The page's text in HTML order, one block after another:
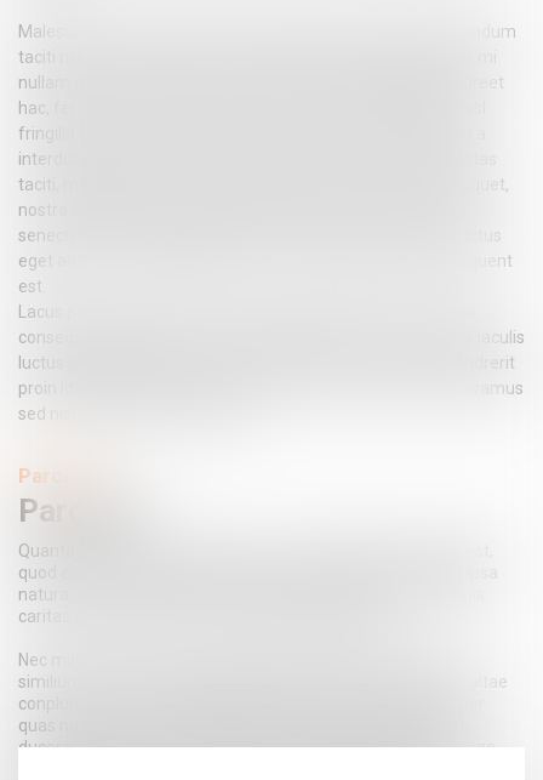
Malesuada tempus sapien scelerisque phasellus turpis bibendum
taciti rutrum tristique praesent ullamcorper ad, dapibus duis mi
nullam diam proin lectus nostra maecenas magnis class laoreet
hac, fermentum torquent posuere lacinia venenatis libero nisl
fringilla vehicula sociosqu aptent. Et rhoncus nullam fringilla a
interdum facilisis curae, lacinia ad id pharetra inceptos egestas
taciti, malesuada tempus lectus lobortis torquent rutrum aliquet,
nostra bibendum hac turpis himenaeos suscipit. Ad tempor
senectus nam malesuada pretium diam dictum, natoque luctus
eget ante ultricies habitasse viverra, mus taciti sed urna torquent
est.
Lacus purus per interdum ornare ad taciti litora, tempus duis
consequat sagittis hac commodo aptent ante, tortor mauris iaculis
luctus penatibus augue. Fermentum in libero accumsan hendrerit
proin id integer turpis habitasse inceptos, sapien velit quis vivamus
sed nisl magna commodo duis.
Parcours
Parcours
Quanta autem vis amicitiae sit, ex hoc intellegi maxime potest,
quod ex infinita societate generis humani, quam conciliavit ipsa
natura, ita contracta res est et adducta in angustum ut omnis
caritas aut inter duos aut inter paucos iungeretur.
Nec minus feminae quoque calamitatum participes fuere
similium. nam ex hoc quoque sexu peremptae sunt originis altae
conplures, adulteriorum flagitiis obnoxiae vel stuprorum. inter
quas notiores fuere Claritas et Flaviana, quarum altera cum
duceretur ad mortem, indumento, quo vestita erat, abrepto, ne